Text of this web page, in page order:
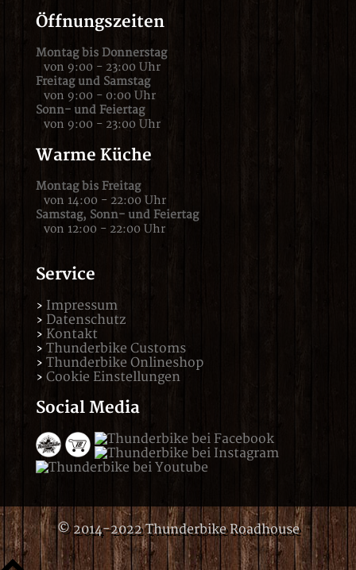
Öffnungszeiten
Montag bis Donnerstag
von 9:00 - 23:00 Uhr
Freitag und Samstag
von 9:00 - 0:00 Uhr
Sonn- und Feiertag
von 9:00 - 23:00 Uhr
Warme Küche
Montag bis Freitag
von 14:00 - 22:00 Uhr
Samstag, Sonn- und Feiertag
von 12:00 - 22:00 Uhr
Service
Impressum
Datenschutz
Kontakt
Thunderbike Customs
Thunderbike Onlineshop
Cookie Einstellungen
Social Media
© 2014-2022 Thunderbike Roadhouse